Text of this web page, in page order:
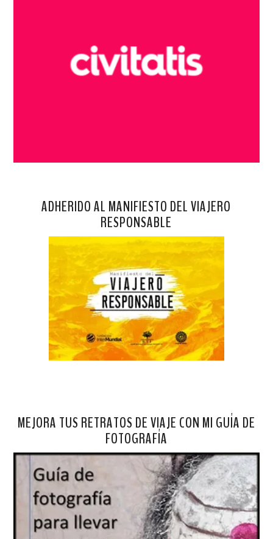
ADHERIDO AL MANIFIESTO DEL VIAJERO
RESPONSABLE
MEJORA TUS RETRATOS DE VIAJE CON MI GUÍA DE
FOTOGRAFÍA